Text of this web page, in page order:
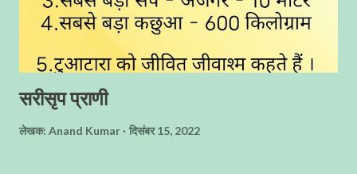
सरीसृप प्राणी
लेखक: Anand Kumar दिसंबर 15, 2022